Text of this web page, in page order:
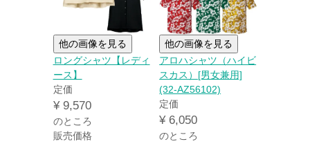
他の画像を見る
ロングシャツ【レディ
ース】
定価
¥ 9,570
のところ
販売価格
他の画像を見る
アロハシャツ（ハイビ
スカス）[男女兼用]
(32-AZ56102)
定価
¥ 6,050
のところ